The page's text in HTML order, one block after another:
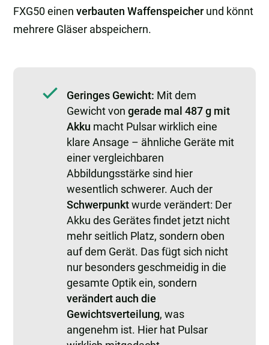
FXG50 einenverbauten Waffenspeicher und könnt
mehrere Gläser abspeichern.
Geringes Gewicht: Mit dem
Gewicht vongerade mal 487 g mit
Akku macht Pulsar wirklich eine
klare Ansage – ähnliche Geräte mit
einer vergleichbaren
Abbildungsstärke sind hier
wesentlich schwerer. Auch der
Schwerpunktwurde verändert: Der
Akku des Gerätes findet jetzt nicht
mehr seitlich Platz, sondern oben
auf dem Gerät. Das fügt sich nicht
nur besonders geschmeidig in die
gesamte Optik ein, sondern
verändert auch die
Gewichtsverteilung, was
angenehm ist. Hier hat Pulsar